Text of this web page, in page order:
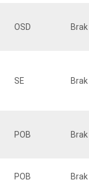
OSD Brak
SE Brak
POB Brak
POB Brak